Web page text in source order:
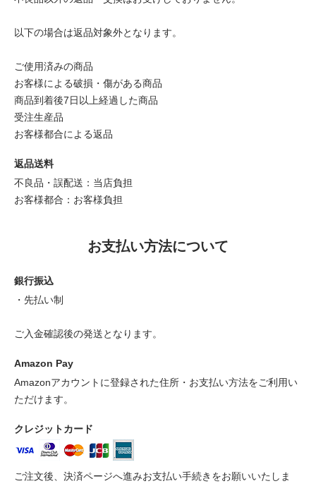
以下の場合は返品対象外となります。
ご使用済みの商品
お客様による破損・傷がある商品
商品到着後7日以上経過した商品
受注生産品
お客様都合による返品
返品送料
不良品・誤配送：当店負担
お客様都合：お客様負担
お支払い方法について
銀行振込
・先払い制
ご入金確認後の発送となります。
Amazon Pay
Amazonアカウントに登録された住所・お支払い方法をご利用い
ただけます。
クレジットカード
ご注文後、決済ページへ進みお支払い手続きをお願いいたしま